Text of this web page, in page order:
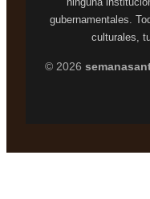
gubernamentales.
culturales,
© 2026